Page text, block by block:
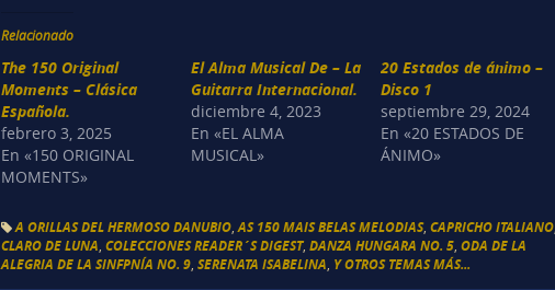
Relacionado
The 150 Original
Moments – Clásica
Española.
febrero 3, 2025
En «150 ORIGINAL
MOMENTS»
El Alma Musical De – La
Guitarra Internacional.
diciembre 4, 2023
En «EL ALMA
MUSICAL»
20 Estados de ánimo –
Disco 1
septiembre 29, 2024
En «20 ESTADOS DE
ÁNIMO»
A ORILLAS DEL HERMOSO DANUBIO ,AS 150 MAIS BELAS MELODIAS,CAPRICHO ITALIANO
CLARO DE LUNA ,COLECCIONES READER´S DIGEST,DANZA HUNGARA NO. 5 ,ODA DE LA
ALEGRIA DE LA SINFPNÍA NO. 9 ,SERENATA ISABELINA Y OTROS TEMAS MÁS...